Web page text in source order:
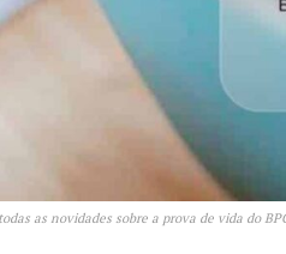
as novidades sobre a prova de vida do